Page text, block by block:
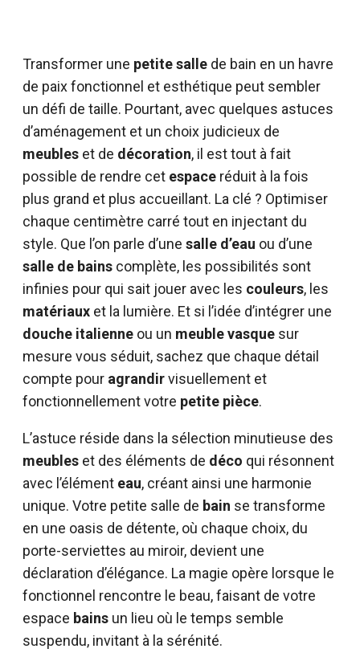
Transformer une petite salle de bain en un havre
de paix fonctionnel et esthétique peut sembler
un défi de taille. Pourtant, avec quelques astuces
d’aménagement et un choix judicieux de
meubles et de décoration, il est tout à fait
possible de rendre cet espace réduit à la fois
plus grand et plus accueillant. La clé ? Optimiser
chaque centimètre carré tout en injectant du
style. Que l’on parle d’une salle d’eau ou d’une
salle de bains complète, les possibilités sont
infinies pour qui sait jouer avec les couleurs, les
matériaux et la lumière. Et si l’idée d’intégrer une
douche italienne ou un meuble vasque sur
mesure vous séduit, sachez que chaque détail
compte pour agrandirvisuellement et
fonctionnellement votre petite pièce.
L’astuce réside dans la sélection minutieuse des
meubles et des éléments de déco qui résonnent
avec l’élément eau, créant ainsi une harmonie
unique. Votre petite salle de bain se transforme
en une oasis de détente, où chaque choix, du
porte-serviettes au miroir, devient une
déclaration d’élégance. La magie opère lorsque le
fonctionnel rencontre le beau, faisant de votre
espace bains un lieu où le temps semble
suspendu, invitant à la sérénité.